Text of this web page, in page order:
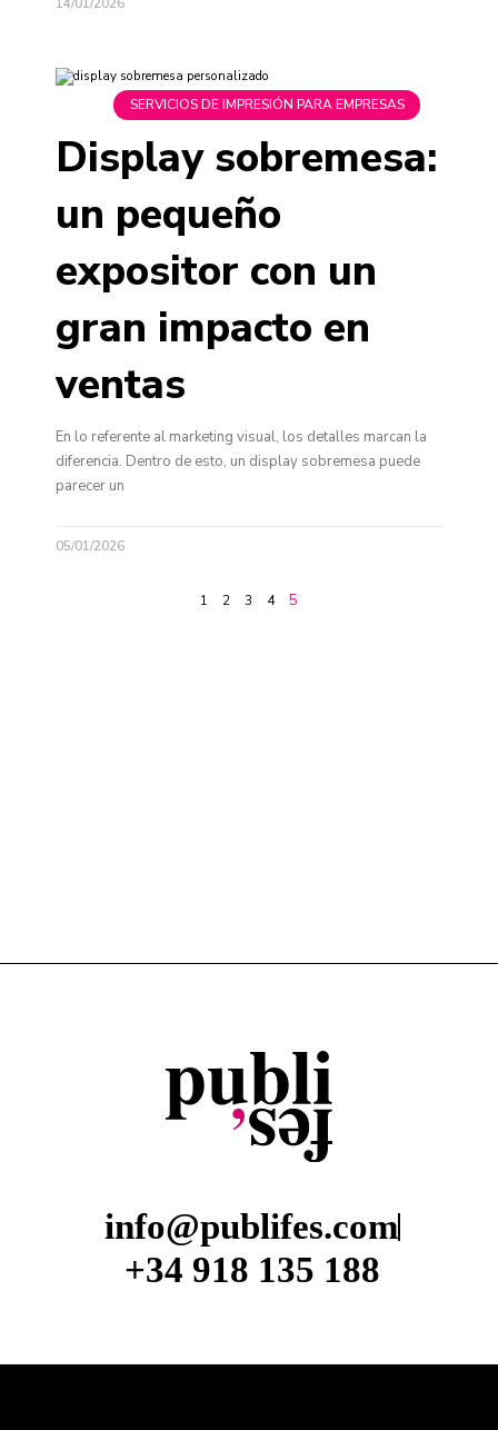
14/01/2026
SERVICIOS DE IMPRESIÓN PARA EMPRESAS
Display sobremesa:
un pequeño
expositor con un
gran impacto en
ventas
En lo referente al marketing visual, los detalles marcan la
diferencia. Dentro de esto, un display sobremesa puede
parecer un
05/01/2026
1 2 3 4 5
info@publifes.com
+34 918 135 188